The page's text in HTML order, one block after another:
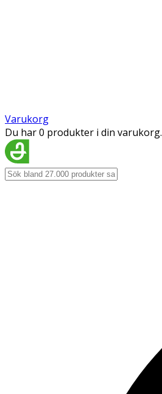
Varukorg
Du har 0 produkter i din varukorg.